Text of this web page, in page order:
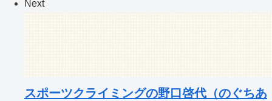
Next
スポーツクライミングの野口啓代（のぐちあ